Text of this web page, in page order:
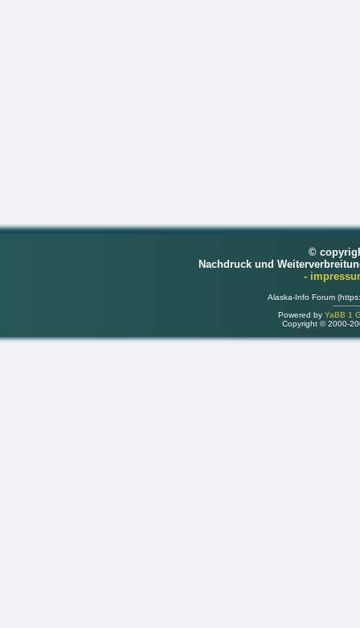
©
Nachdruck und
-
Alaska-Info Forum
Powered by YaBB 1
Copyright © 2000-